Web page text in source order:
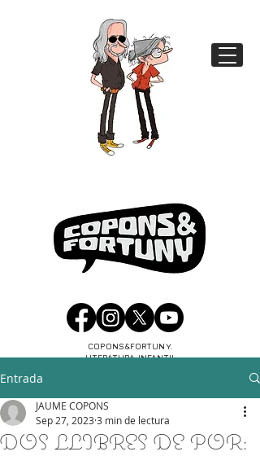
COPONS&FORTUNY.
LITERATURA INFANTIL
Entrada
DOS LLIBRES DE POR:
JAUME COPONS
Sep 27, 2023 3 min de lectura